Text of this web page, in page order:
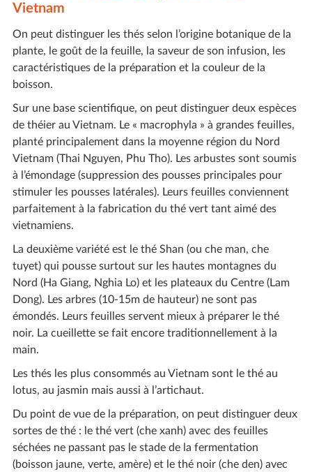
Vietnam
On peut distinguer les thés selon l’origine botanique de la
plante, le goût de la feuille, la saveur de son infusion, les
caractéristiques de la préparation et la couleur de la
boisson.
Sur une base scientifique, on peut distinguer deux espèces
de théier au Vietnam. Le « macrophyla » à grandes feuilles,
planté principalement dans la moyenne région du Nord
Vietnam (Thai Nguyen, Phu Tho). Les arbustes sont soumis
à l’émondage (suppression des pousses principales pour
stimuler les pousses latérales). Leurs feuilles conviennent
parfaitement à la fabrication du thé vert tant aimé des
vietnamiens.
La deuxième variété est le thé Shan (ou che man, che
tuyet) qui pousse surtout sur les hautes montagnes du
Nord (Ha Giang, Nghia Lo) et les plateaux du Centre (Lam
Dong). Les arbres (10-15m de hauteur) ne sont pas
émondés. Leurs feuilles servent mieux à préparer le thé
noir. La cueillette se fait encore traditionnellement à la
main.
Les thés les plus consommés au Vietnam sont le thé au
lotus, au jasmin mais aussi à l’artichaut.
Du point de vue de la préparation, on peut distinguer deux
sortes de thé : le thé vert (che xanh) avec des feuilles
séchées ne passant pas le stade de la fermentation
(boisson jaune, verte, amère) et le thé noir (che den) avec